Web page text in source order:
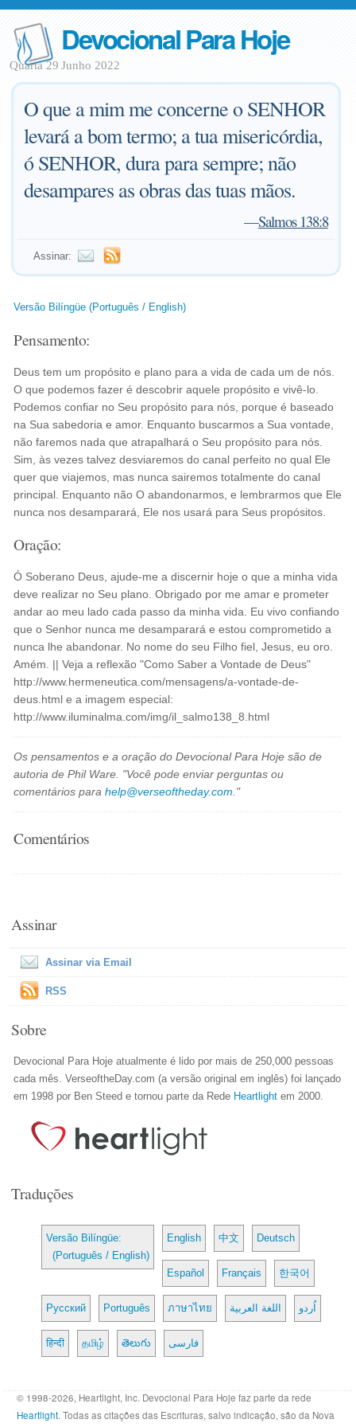
Devocional Para Hoje
Quarta 29 Junho 2022
O que a mim me concerne o SENHOR
levará a bom termo; a tua misericórdia,
ó SENHOR, dura para sempre; não
desampares as obras das tuas mãos.
—Salmos 138:8
Assinar:
Versão Bilíngüe (Português / English)
Pensamento:
Deus tem um propósito e plano para a vida de cada um de nós.
O que podemos fazer é descobrir aquele propósito e vivê-lo.
Podemos confiar no Seu propósito para nós, porque é baseado
na Sua sabedoria e amor. Enquanto buscarmos a Sua vontade,
não faremos nada que atrapalhará o Seu propósito para nós.
Sim, às vezes talvez desviaremos do canal perfeito no qual Ele
quer que viajemos, mas nunca sairemos totalmente do canal
principal. Enquanto não O abandonarmos, e lembrarmos que Ele
nunca nos desamparará, Ele nos usará para Seus propósitos.
Oração:
Ó Soberano Deus, ajude-me a discernir hoje o que a minha vida
deve realizar no Seu plano. Obrigado por me amar e prometer
andar ao meu lado cada passo da minha vida. Eu vivo confiando
que o Senhor nunca me desamparará e estou comprometido a
nunca lhe abandonar. No nome do seu Filho fiel, Jesus, eu oro.
Amém. || Veja a reflexão "Como Saber a Vontade de Deus"
http://www.hermeneutica.com/mensagens/a-vontade-de-
deus.html e a imagem especial:
http://www.iluminalma.com/img/il_salmo138_8.html
Os pensamentos e a oração do Devocional Para Hoje são de
autoria de Phil Ware. "Você pode enviar perguntas ou
comentários parahelp@verseoftheday.com ."
Comentários
Assinar
Assinar via Email
RSS
Sobre
Devocional Para Hoje atualmente é lido por mais de 250,000 pessoas
cada mês. VerseoftheDay.com (a versão original em inglês) foi lançado
em 1998 por Ben Steed e tornou parte da Rede Heartlight em 2000.
Traduções
Versão Bilíngüe:
(Português / English)
English 中文 Deutsch
Español Français 한국어
Русский Português ภาษาไทย اللغة العربية اُردو
हिन्दी தமிழ் తెలుగు فارسی
© 1998-2026, Heartlight, Inc. Devocional Para Hoje faz parte da rede
Heartlight. Todas as citações das Escrituras, salvo indicação, são da Nova